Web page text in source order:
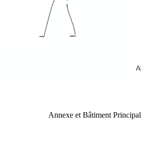
Annexe et Bâtiment Principal